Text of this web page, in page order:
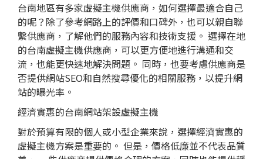
台南地區有多家虛擬主機供應商，如何選擇最適合自己
的呢？除了參考網路上的評價和口碑外，也可以親自聯
繫供應商，了解他們的服務內容和技術支援。 選擇在地
的台南虛擬主機供應商，可以更方便地進行溝通和交
流，也能更快速地解決問題。 同時，也要考慮供應商是
否提供網站SEO和自然搜尋優化的相關服務，以提升網
站的曝光率。
經濟實惠的台南網站架設虛擬主機
對於預算有限的個人或小型企業來說，選擇經濟實惠的
虛擬主機方案是重要的。 但是，價格低廉並不代表品質